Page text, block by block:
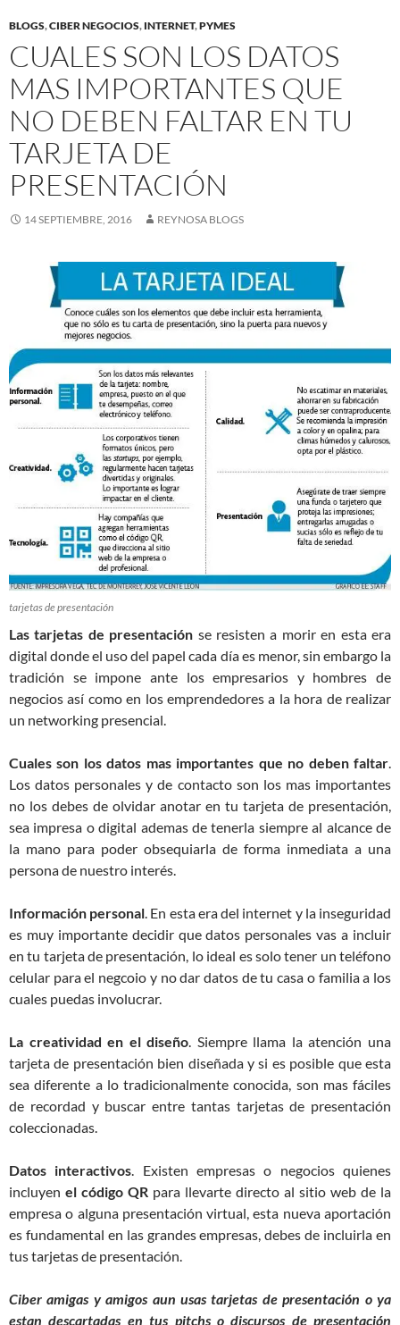
BLOGS,CIBER NEGOCIOS, INTERNET,PYMES
CUALES SON LOS DATOS
MAS IMPORTANTES QUE
NO DEBEN FALTAR EN TU
TARJETA DE
PRESENTACIÓN
14 SEPTIEMBRE, 2016 REYNOSA BLOGS
tarjetas de presentación
Las tarjetas de presentación se resisten a morir en esta era
digital donde el uso del papel cada día es menor, sin embargo la
tradición se impone ante los empresarios y hombres de
negocios así como en los emprendedores a la hora de realizar
un networking presencial.
Cuales son los datos mas importantes que no deben faltar.
Los datos personales y de contacto son los mas importantes
no los debes de olvidar anotar en tu tarjeta de presentación,
sea impresa o digital ademas de tenerla siempre al alcance de
la mano para poder obsequiarla de forma inmediata a una
persona de nuestro interés.
Información personal. En esta era del internet y la inseguridad
es muy importante decidir que datos personales vas a incluir
en tu tarjeta de presentación, lo ideal es solo tener un teléfono
celular para el negcoio y no dar datos de tu casa o familia a los
cuales puedas involucrar.
La creatividad en el diseño. Siempre llama la atención una
tarjeta de presentación bien diseñada y si es posible que esta
sea diferente a lo tradicionalmente conocida, son mas fáciles
de recordad y buscar entre tantas tarjetas de presentación
coleccionadas.
Datos interactivos. Existen empresas o negocios quienes
incluyen el código QR para llevarte directo al sitio web de la
empresa o alguna presentación virtual, esta nueva aportación
es fundamental en las grandes empresas, debes de incluirla en
tus tarjetas de presentación.
Ciber amigas y amigos aun usas tarjetas de presentación o ya
estan descartadas en tus pitchs o discursos de presentación